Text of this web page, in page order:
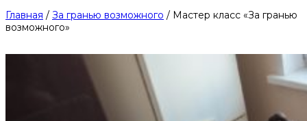
Главная / За гранью возможного / Мастер класс «За гранью
возможного»